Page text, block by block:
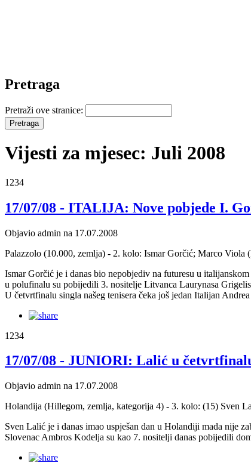
Pretraga
Pretraži ove stranice:
Vijesti za mjesec: Juli 2008
1234
17/07/08 - ITALIJA: Nove pobjede I.
Objavio admin na 17.07.2008
Palazzolo (10.000, zemlja) - 2. kolo: Ismar Gorčić; Marco
Ismar Gorčić je i danas bio nepobjediv na futuresu u
u polufinalu su pobijedili 3. nositelje Litvanca Laurynasa
U četvrtfinalu singla našeg tenisera čeka još jedan Italijan
1234
17/07/08 - JUNIORI: Lalić u
Objavio admin na 17.07.2008
Holandija (Hillegom, zemlja, kategorija 4) - 3. kolo: (15) Sven
Sven Lalić je i danas imao uspješan dan u Holandiji mada nije
Slovenac Ambros Kodelja su kao 7. nositelji danas pobijedili